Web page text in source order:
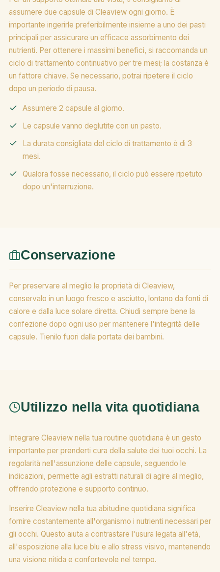
assumere due capsule di Cleaview ogni giorno. È
importante ingerirle preferibilmente insieme a uno dei pasti
principali per assicurare un efficace assorbimento dei
nutrienti. Per ottenere i massimi benefici, si raccomanda un
ciclo di trattamento continuativo per tre mesi; la costanza è
un fattore chiave. Se necessario, potrai ripetere il ciclo
dopo un periodo di pausa.
Assumere 2 capsule al giorno.
Le capsule vanno deglutite con un pasto.
La durata consigliata del ciclo di trattamento è di 3
mesi.
Qualora fosse necessario, il ciclo può essere ripetuto
dopo un'interruzione.
Conservazione
Per preservare al meglio le proprietà di Cleaview,
conservalo in un luogo fresco e asciutto, lontano da fonti di
calore e dalla luce solare diretta. Chiudi sempre bene la
confezione dopo ogni uso per mantenere l'integrità delle
capsule. Tienilo fuori dalla portata dei bambini.
Utilizzo nella vita quotidiana
Integrare Cleaview nella tua routine quotidiana è un gesto
importante per prenderti cura della salute dei tuoi occhi. La
regolarità nell'assunzione delle capsule, seguendo le
indicazioni, permette agli estratti naturali di agire al meglio,
offrendo protezione e supporto continuo.
Inserire Cleaview nella tua abitudine quotidiana significa
fornire costantemente all'organismo i nutrienti necessari per
gli occhi. Questo aiuta a contrastare l'usura legata all'età,
all'esposizione alla luce blu e allo stress visivo, mantenendo
una visione nitida e confortevole nel tempo.